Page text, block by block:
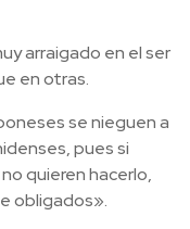
arraigado en el ser
en otras.
se nieguen a
pues si
quieren hacerlo,
obligados».